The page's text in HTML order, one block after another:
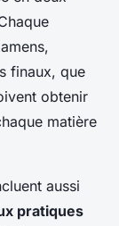
finaux, que
obtenir
matière
aussi
pratiques